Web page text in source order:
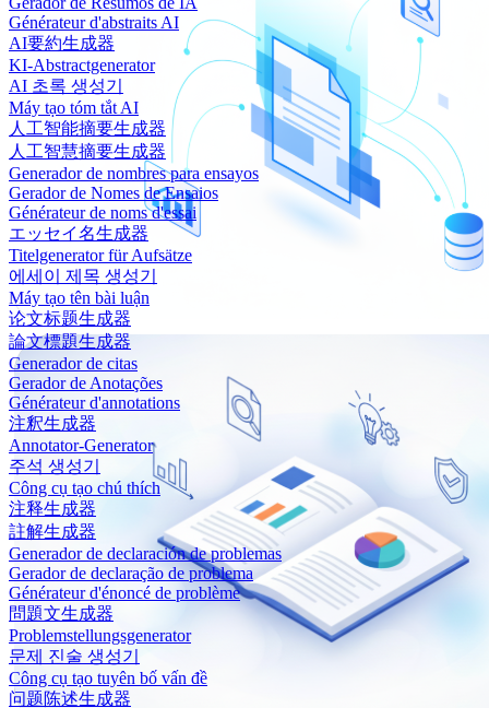
Générateur d'abstraits AI
AI要約生成器
KI-Abstractgenerator
AI 초록 생성기
Máy tạo tóm tắt AI
人工智能摘要生成器
人工智慧摘要生成器
Generador de nombres para ensayos
Gerador de Nomes de Ensaios
Générateur de noms d'essai
エッセイ名生成器
Titelgenerator für Aufsätze
에세이 제목 생성기
Máy tạo tên bài luận
论文标题生成器
論文標題生成器
Generador de citas
Gerador de Anotações
Générateur d'annotations
注釈生成器
Annotator-Generator
주석 생성기
Công cụ tạo chú thích
注释生成器
註解生成器
Generador de declaración de problemas
Gerador de declaração de problema
Générateur d'énoncé de problème
問題文生成器
Problemstellungsgenerator
문제 진술 생성기
Công cụ tạo tuyên bố vấn đề
问题陈述生成器